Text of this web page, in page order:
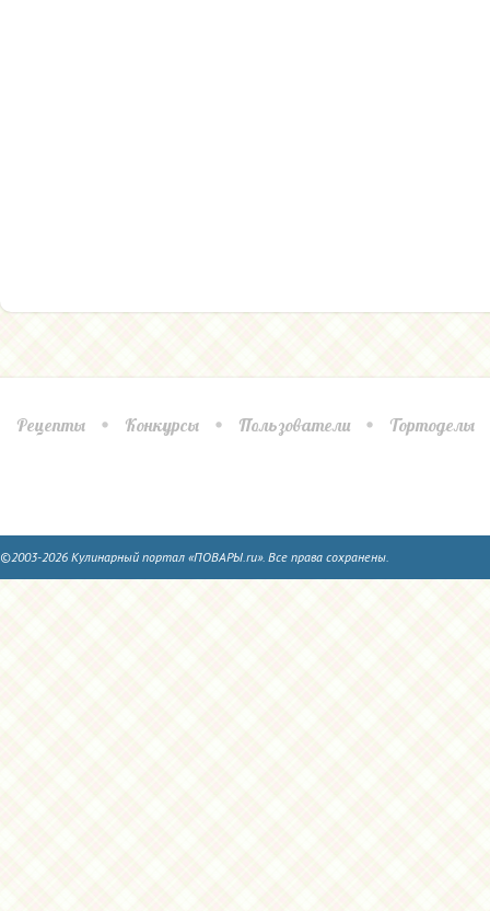
Рецепты Конкурсы Пользователи Тортоделы
©2003-2026 Кулинарный портал «ПОВАРЫ.ru». Все права сохранены.